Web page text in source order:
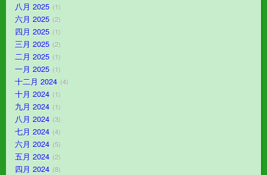
八月 2025 1
六月 2025 2
四月 2025 1
三月 2025 2
二月 2025 1
一月 2025 1
十二月 2024 4
十月 2024 1
九月 2024 1
八月 2024 3
七月 2024 4
六月 2024 5
五月 2024 2
四月 2024 8